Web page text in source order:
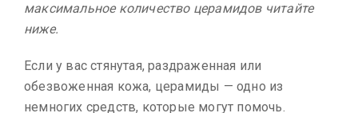
максимальное количество церамидов читайте
ниже.
Если у вас стянутая, раздраженная или
обезвоженная кожа, церамиды — одно из
немногих средств, которые могут помочь.